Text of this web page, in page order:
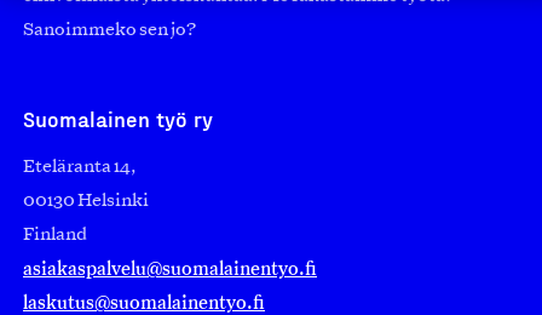
Sanoimmeko sen jo?
Suomalainen työ ry
Eteläranta 14,
00130 Helsinki
Finland
asiakaspalvelu@suomalainentyo.fi
laskutus@suomalainentyo.fi